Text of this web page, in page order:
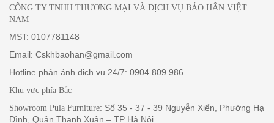
CÔNG TY TNHH THƯƠNG MẠI VÀ DỊCH VỤ BẢO HÂN VIỆT
NAM
MST: 0107781148
Email: Cskhbaohan@gmail.com
Hotline phản ánh dịch vụ 24/7: 0904.809.986
Khu vực phía Bắc
Showroom Pula Furniture: Số 35 - 37 - 39 Nguyễn Xiển, Phường Hạ
Đình, Quận Thanh Xuân – TP Hà Nội